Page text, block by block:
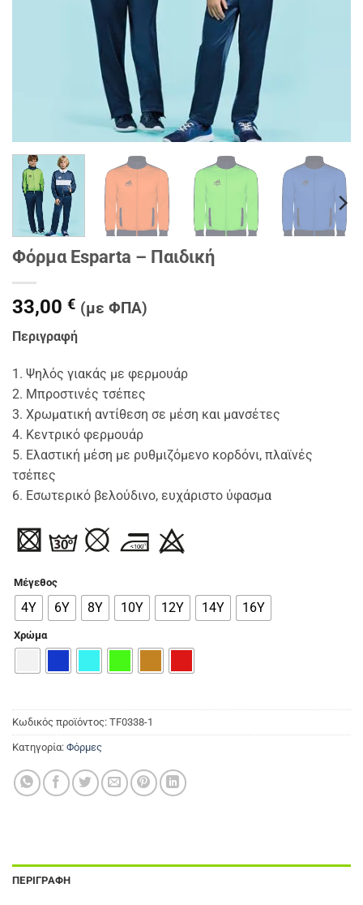
Φόρμα Esparta – Παιδική
33,00 € (με ΦΠΑ)
Περιγραφή
1. Ψηλός γιακάς με φερμουάρ
2. Μπροστινές τσέπες
3. Χρωματική αντίθεση σε μέση και μανσέτες
4. Κεντρικό φερμουάρ
5. Ελαστική μέση με ρυθμιζόμενο κορδόνι, πλαϊνές
τσέπες
6. Εσωτερικό βελούδινο, ευχάριστο ύφασμα
Μέγεθος
4Υ 6Υ 8Υ 10Υ 12Υ 14Υ 16Υ
Χρώμα
Κωδικός προϊόντος: TF0338-1
Κατηγορία: Φόρμες
ΠΕΡΙΓΡΑΦΉ